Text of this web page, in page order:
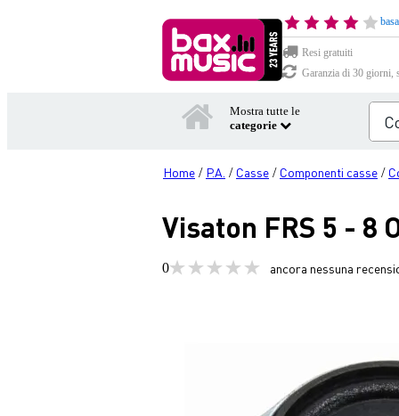
Resi gratuiti
Garanzia di 30 giorni,
Mostra tutte le
categorie
Home / P.A. / Casse / Componenti casse /
Visaton FRS 5 - 8
0 ancora nessuna